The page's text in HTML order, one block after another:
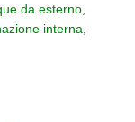
da esterno,
interna